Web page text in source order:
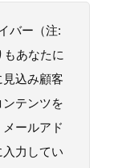
バー（注:
もあなたに
込み顧客
テンツを
ールアド
力してい